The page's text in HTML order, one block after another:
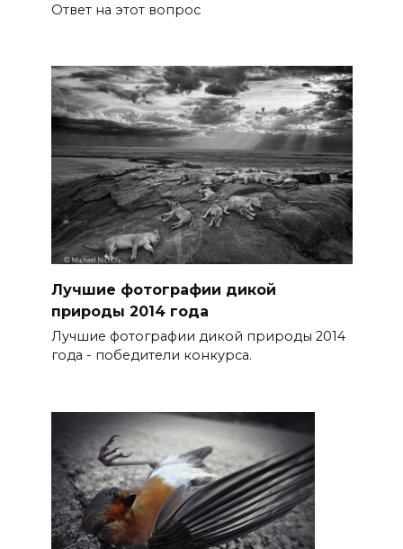
Ответ на этот вопрос
Лучшие фотографии дикой
природы 2014 года
Лучшие фотографии дикой природы 2014
года - победители конкурса.